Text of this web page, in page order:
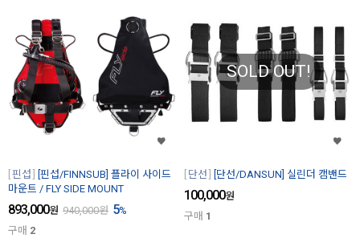
핀섭
[핀섭/FINNSUB] 플라이 사이드
마운트 / FLY SIDE MOUNT
893,000원 940,000원 5%
구매 2
SOLD OUT!
단선 [단선/DANSUN] 실린더 캠밴드
100,000원
구매 1